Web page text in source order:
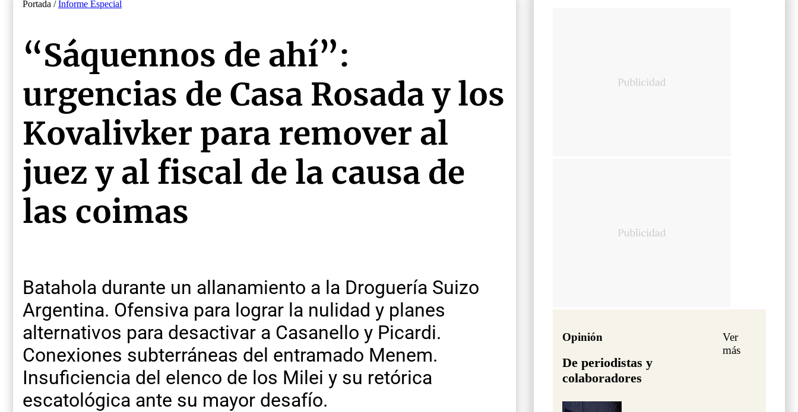
Portada /Informe Especial
“Sáquennos de ahí”:
urgencias de Casa Rosada y los
Kovalivker para remover al
juez y al fiscal de la causa de
las coimas
Batahola durante un allanamiento a la Droguería Suizo
Argentina. Ofensiva para lograr la nulidad y planes
alternativos para desactivar a Casanello y Picardi.
Conexiones subterráneas del entramado Menem.
Insuficiencia del elenco de los Milei y su retórica
escatológica ante su mayor desafío.
Opinión
De periodistas y
colaboradores
Ver
más